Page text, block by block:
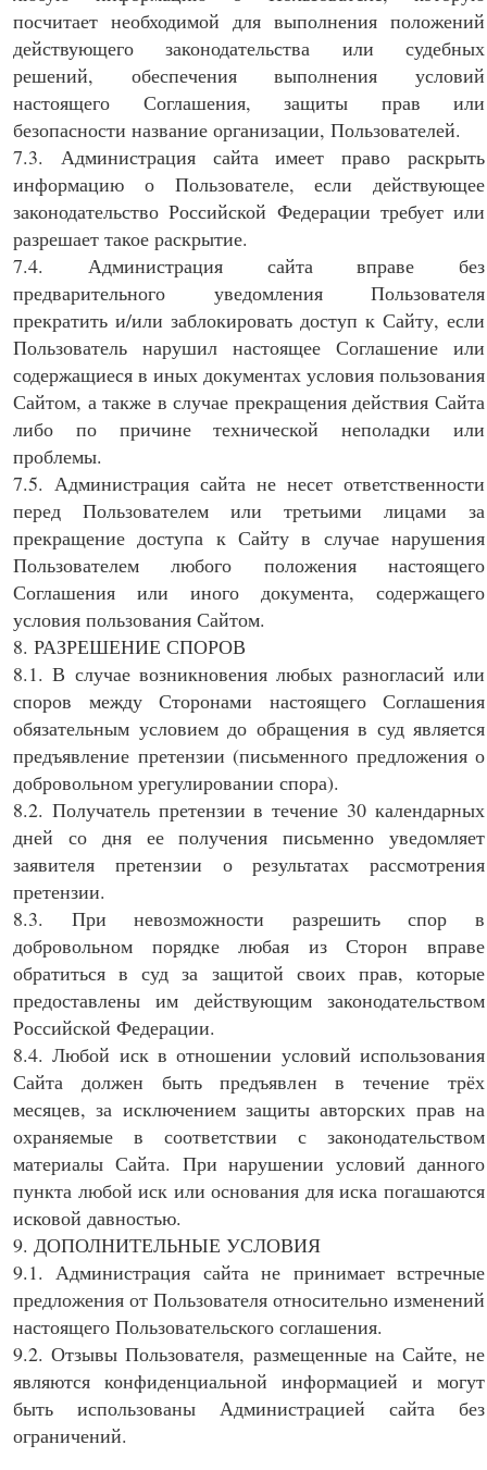
посчитает необходимой для выполнения положений
действующего законодательства или судебных
решений, обеспечения выполнения условий
настоящего Соглашения, защиты прав или
безопасности название организации, Пользователей.
7.3. Администрация сайта имеет право раскрыть
информацию о Пользователе, если действующее
законодательство Российской Федерации требует или
разрешает такое раскрытие.
7.4. Администрация сайта вправе без
предварительного уведомления Пользователя
прекратить и/или заблокировать доступ к Сайту, если
Пользователь нарушил настоящее Соглашение или
содержащиеся в иных документах условия пользования
Сайтом, а также в случае прекращения действия Сайта
либо по причине технической неполадки или
проблемы.
7.5. Администрация сайта не несет ответственности
перед Пользователем или третьими лицами за
прекращение доступа к Сайту в случае нарушения
Пользователем любого положения настоящего
Соглашения или иного документа, содержащего
условия пользования Сайтом.
8. РАЗРЕШЕНИЕ СПОРОВ
8.1. В случае возникновения любых разногласий или
споров между Сторонами настоящего Соглашения
обязательным условием до обращения в суд является
предъявление претензии (письменного предложения о
добровольном урегулировании спора).
8.2. Получатель претензии в течение 30 календарных
дней со дня ее получения письменно уведомляет
заявителя претензии о результатах рассмотрения
претензии.
8.3. При невозможности разрешить спор в
добровольном порядке любая из Сторон вправе
обратиться в суд за защитой своих прав, которые
предоставлены им действующим законодательством
Российской Федерации.
8.4. Любой иск в отношении условий использования
Сайта должен быть предъявлен в течение трёх
месяцев, за исключением защиты авторских прав на
охраняемые в соответствии с законодательством
материалы Сайта. При нарушении условий данного
пункта любой иск или основания для иска погашаются
исковой давностью.
9. ДОПОЛНИТЕЛЬНЫЕ УСЛОВИЯ
9.1. Администрация сайта не принимает встречные
предложения от Пользователя относительно изменений
настоящего Пользовательского соглашения.
9.2. Отзывы Пользователя, размещенные на Сайте, не
являются конфиденциальной информацией и могут
быть использованы Администрацией сайта без
ограничений.